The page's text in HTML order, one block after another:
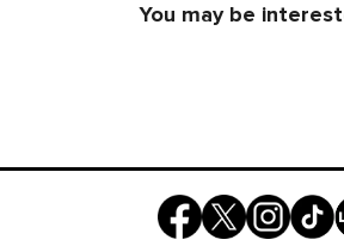
You may be